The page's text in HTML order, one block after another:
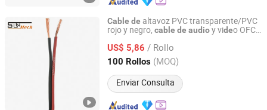
Cable de altavoz PVC transparente/PVC
rojo y negro, cable de audioy video OFC
US$ 5,86 / Rollo
100 Rollos (MOQ)
Enviar Consulta
SUNMECH INDUSTRY CO., LTD.
Zhejiang, China Desde 2019